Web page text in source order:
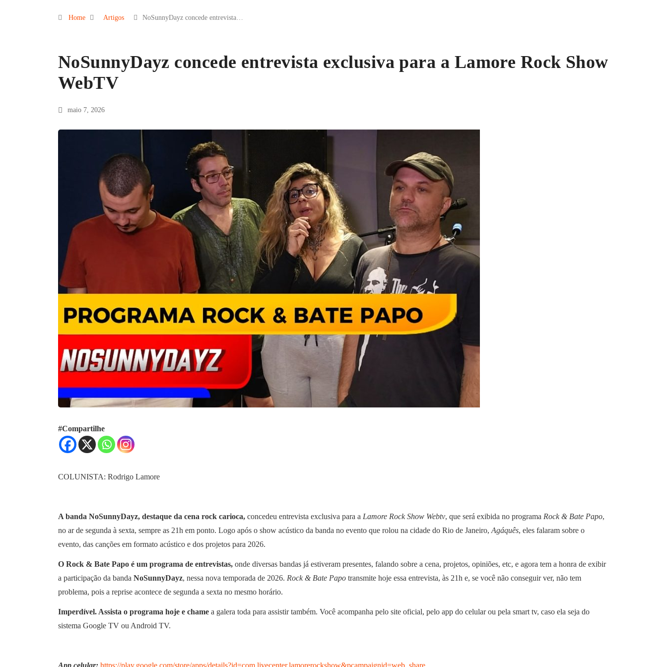
Home Artigos NoSunnyDayz concede entrevista…
NoSunnyDayz concede entrevista exclusiva para a Lamore Rock Show
WebTV
maio 7, 2026
#Compartilhe
COLUNISTA: Rodrigo Lamore
A banda NoSunnyDayz, destaque da cena rock carioca, concedeu entrevista exclusiva para a Lamore Rock Show Webtv, que será exibida no programa Rock & Bate Papo,
no ar de segunda à sexta, sempre as 21h em ponto. Logo após o show acústico da banda no evento que rolou na cidade do Rio de Janeiro, Agáquês, eles falaram sobre o
evento, das canções em formato acústico e dos projetos para 2026.
O Rock & Bate Papo é um programa de entrevistas, onde diversas bandas já estiveram presentes, falando sobre a cena, projetos, opiniões, etc, e agora tem a honra de exibir
a participação da banda NoSunnyDayz, nessa nova temporada de 2026. Rock & Bate Papo transmite hoje essa entrevista, às 21h e, se você não conseguir ver, não tem
problema, pois a reprise acontece de segunda a sexta no mesmo horário.
Imperdível. Assista o programa hoje e chame a galera toda para assistir também. Você acompanha pelo site oficial, pelo app do celular ou pela smart tv, caso ela seja do
sistema Google TV ou Android TV.
App celular: https://play.google.com/store/apps/details?id=com.livecenter.lamorerockshow&pcampaignid=web_share